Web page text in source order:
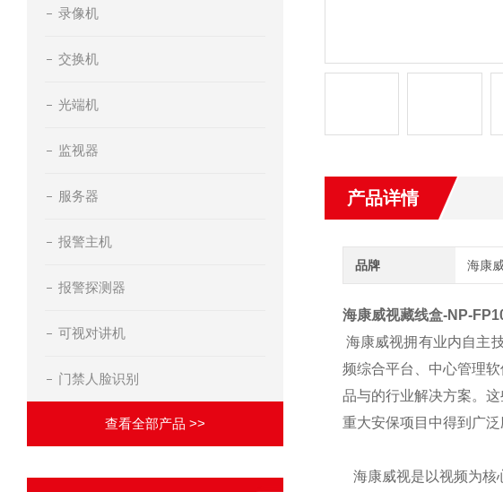
录像机
交换机
光端机
监视器
服务器
报警主机
报警探测器
可视对讲机
门禁人脸识别
查看全部产品 >>
产品详情
品牌 海康
海康威视藏线盒-NP-
海康威视拥有业内自主
频综合平台、中心管理
品与的行业解决方案。
重大安保项目中得到广泛
海康威视是以视频为核